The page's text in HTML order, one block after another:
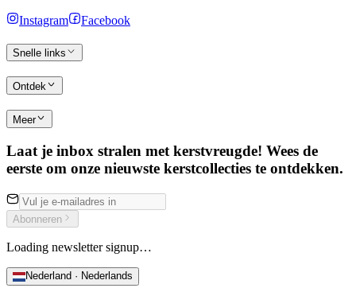
Instagram Facebook
Snelle links
Ontdek
Meer
Laat je inbox stralen met kerstvreugde! Wees de
eerste om onze nieuwste kerstcollecties te ontdekken.
Abonneren
Loading newsletter signup…
Nederland · Nederlands